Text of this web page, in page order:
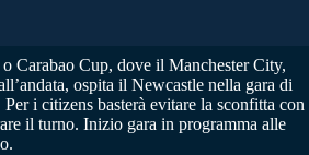
Carabao Cup, dove il Manchester City,
ospita il Newcastle nella gara di
i citizens basterà evitare la sconfitta con
il turno. Inizio gara in programma alle